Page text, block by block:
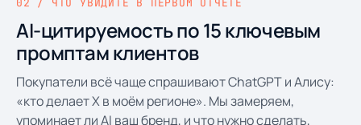
02 / ЧТО УВИДИТЕ В ПЕРВОМ ОТЧЁТЕ
AI-цитируемость по 15 ключевым
промптам клиентов
Покупатели всё чаще спрашивают ChatGPT и Алису:
«кто делает X в моём регионе». Мы замеряем,
упоминает ли AI ваш бренд, и что нужно сделать,